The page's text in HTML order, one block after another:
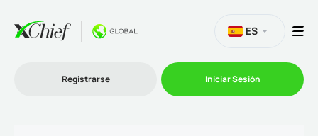
ES
Registrarse Iniciar Sesión